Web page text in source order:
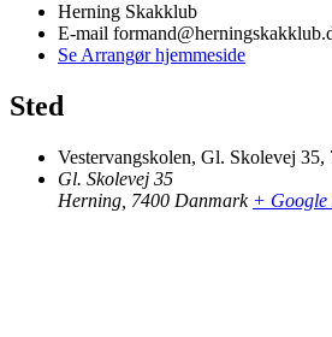
Herning Skakklub
E-mail
Se Arrangør hjemmeside
Sted
Vestervangskolen, Gl. Skolevej
Gl. Skolevej 35
Herning 7400 Danmark + Google